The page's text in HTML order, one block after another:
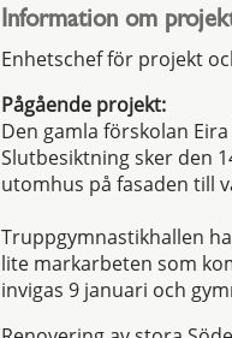
Information om
Enhetschef för projekt
Pågående projekt:
Den gamla förskolan
Slutbesiktning sker den
utomhus på fasaden till
Truppgymnastikhallen
lite markarbeten som
invigas 9 januari och